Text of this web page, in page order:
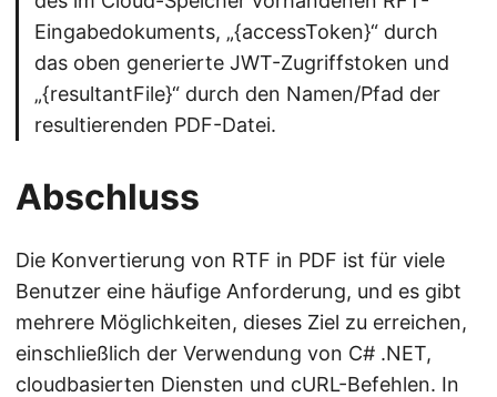
Eingabedokuments, „{accessToken}“ durch
das oben generierte JWT-Zugriffstoken und
„{resultantFile}“ durch den Namen/Pfad der
resultierenden PDF-Datei.
Abschluss
Die Konvertierung von RTF in PDF ist für viele
Benutzer eine häufige Anforderung, und es gibt
mehrere Möglichkeiten, dieses Ziel zu erreichen,
einschließlich der Verwendung von C# .NET,
cloudbasierten Diensten und cURL-Befehlen. In